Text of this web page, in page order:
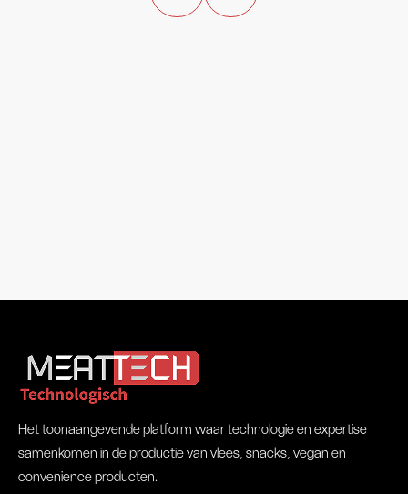
Het toonaangevende platform waar technologie en expertise
samenkomen in de productie van vlees, snacks, vegan en
convenience producten.